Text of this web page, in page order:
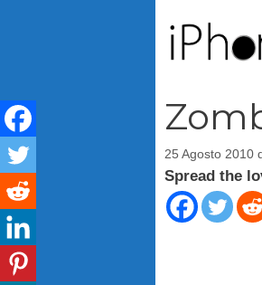
25 Agosto 2010
Spread the